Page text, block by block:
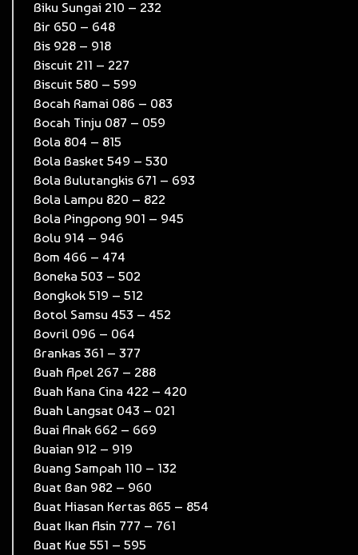
Biku Sungai 210 – 232
Bir 650 – 648
Bis 928 – 918
Biscuit 211 – 227
Biscuit 580 – 599
Bocah Ramai 086 – 083
Bocah Tinju 087 – 059
Bola 804 – 815
Bola Basket 549 – 530
Bola Bulutangkis 671 – 693
Bola Lampu 820 – 822
Bola Pingpong 901 – 945
Bolu 914 – 946
Bom 466 – 474
Boneka 503 – 502
Bongkok 519 – 512
Botol Samsu 453 – 452
Bovril 096 – 064
Brankas 361 – 377
Buah Apel 267 – 288
Buah Kana Cina 422 – 420
Buah Langsat 043 – 021
Buai Anak 662 – 669
Buaian 912 – 919
Buang Sampah 110 – 132
Buat Ban 982 – 960
Buat Hiasan Kertas 865 – 854
Buat Ikan Asin 777 – 761
Buat Kue 551 – 595